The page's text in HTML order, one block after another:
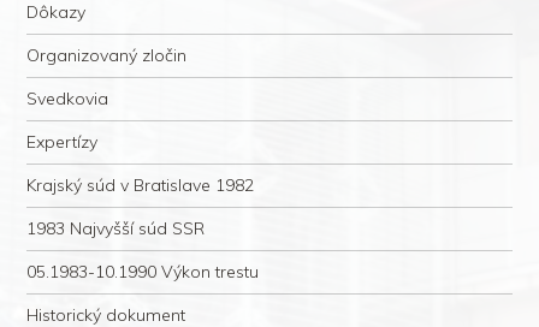
Dôkazy
Organizovaný zločin
Svedkovia
Expertízy
Krajský súd v Bratislave 1982
1983 Najvyšší súd SSR
05.1983-10.1990 Výkon trestu
Historický dokument